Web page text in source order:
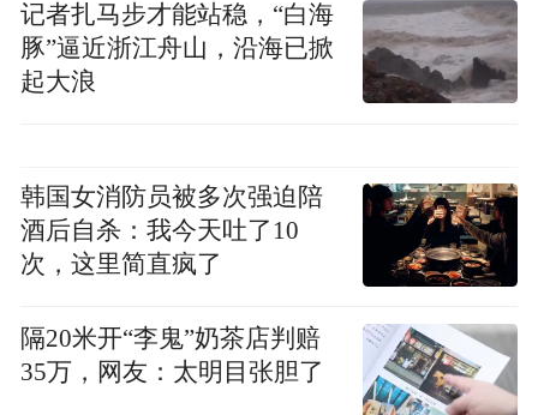
打终于为男主配音，2000年后参与了《指环
王》、《变形金刚》等影片的配音。但如今
版本越来越难寻觅得到。有一些国家的政府
不允许一些电影通过其他国家语言方式在影
院公映，姜广坤认为他们是在保护本国的语
言。语言是文化，是文明，是一个民族的传
承，一个民族如果语言被攻陷，它将前途未
卜。他还提出要把前辈们给予的财富传承给
记者扎马步才能站稳，“白海
豚”逼近浙江舟山，沿海已掀
起大浪
韩国女消防员被多次强迫陪
酒后自杀：我今天吐了10
次，这里简直疯了
隔20米开“李鬼”奶茶店判赔
35万，网友：太明目张胆了